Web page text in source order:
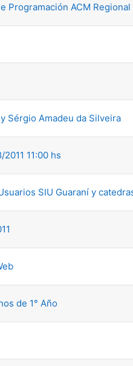
Programación ACM Regional
Sérgio Amadeu da Silveira
11:00 hs
SIU Guaraní y
de 1° Año